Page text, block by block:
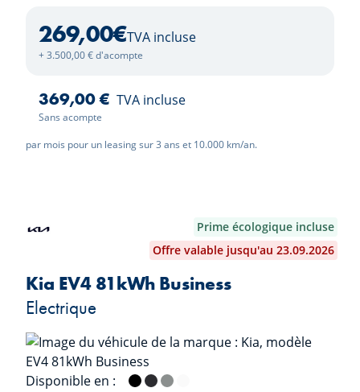
269,00€TVA incluse
+ 3.500,00 € d'acompte
369,00 € TVA incluse
Sans acompte
par mois pour un leasing sur 3 ans et 10.000 km/an.
Prime écologique incluse
Offre valable jusqu'au 23.09.2026
Kia EV4 81kWh Business
Electrique
Disponible en : Black Pearl
Dark Penta Metal
Wolf Grey